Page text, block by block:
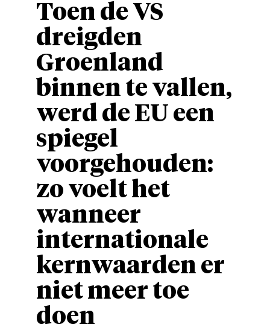
Toen de VS
dreigden
Groenland
binnen te vallen,
werd de EU een
spiegel
voorgehouden:
zo voelt het
wanneer
internationale
kernwaarden er
niet meer toe
doen